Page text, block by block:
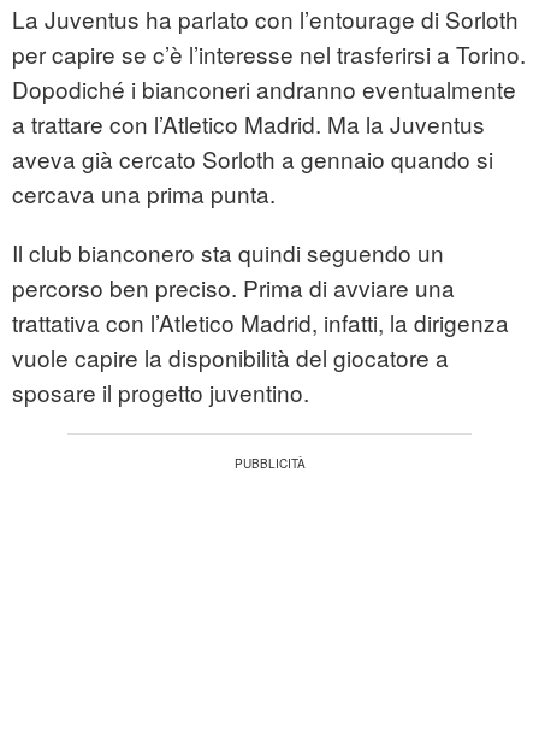
La Juventus ha parlato con l’entourage di Sorloth
per capire se c’è l’interesse nel trasferirsi a Torino.
Dopodiché i bianconeri andranno eventualmente
a trattare con l’Atletico Madrid. Ma la Juventus
aveva già cercato Sorloth a gennaio quando si
cercava una prima punta.
Il club bianconero sta quindi seguendo un
percorso ben preciso. Prima di avviare una
trattativa con l’Atletico Madrid, infatti, la dirigenza
vuole capire la disponibilità del giocatore a
sposare il progetto juventino.